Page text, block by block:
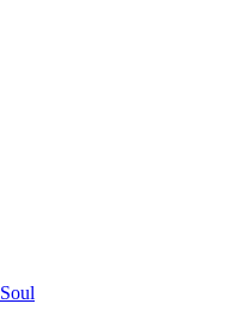
Soul